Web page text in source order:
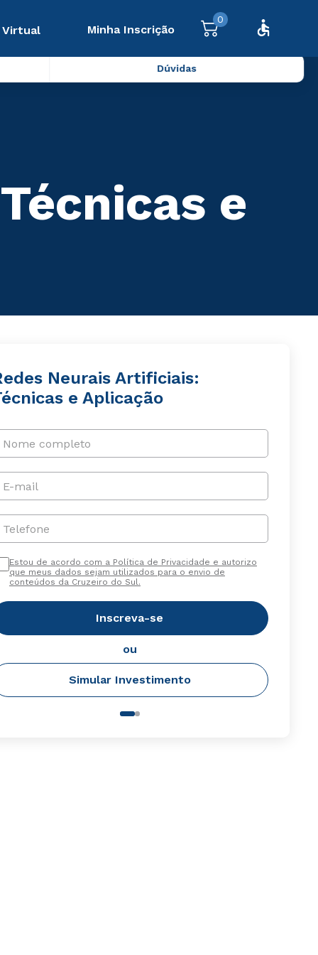
Virtual Minha Inscrição
0
Dúvidas
e
Neurais Artificiais:
e Aplicação
Nome completo
E-mail
Telefone
Estou de acordo com a Política de Privacidade e autorizo
que meus dados sejam utilizados para o envio de
conteúdos da Cruzeiro do Sul.
Inscreva-se
ou
Simular Investimento